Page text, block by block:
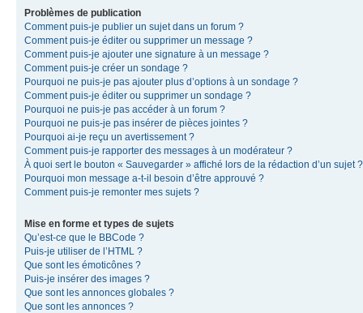
Problèmes de publication
Comment puis-je publier un sujet dans un forum ?
Comment puis-je éditer ou supprimer un message ?
Comment puis-je ajouter une signature à un message ?
Comment puis-je créer un sondage ?
Pourquoi ne puis-je pas ajouter plus d’options à un sondage ?
Comment puis-je éditer ou supprimer un sondage ?
Pourquoi ne puis-je pas accéder à un forum ?
Pourquoi ne puis-je pas insérer de pièces jointes ?
Pourquoi ai-je reçu un avertissement ?
Comment puis-je rapporter des messages à un modérateur ?
À quoi sert le bouton « Sauvegarder » affiché lors de la rédaction d’un sujet ?
Pourquoi mon message a-t-il besoin d’être approuvé ?
Comment puis-je remonter mes sujets ?
Mise en forme et types de sujets
Qu’est-ce que le BBCode ?
Puis-je utiliser de l’HTML ?
Que sont les émoticônes ?
Puis-je insérer des images ?
Que sont les annonces globales ?
Que sont les annonces ?